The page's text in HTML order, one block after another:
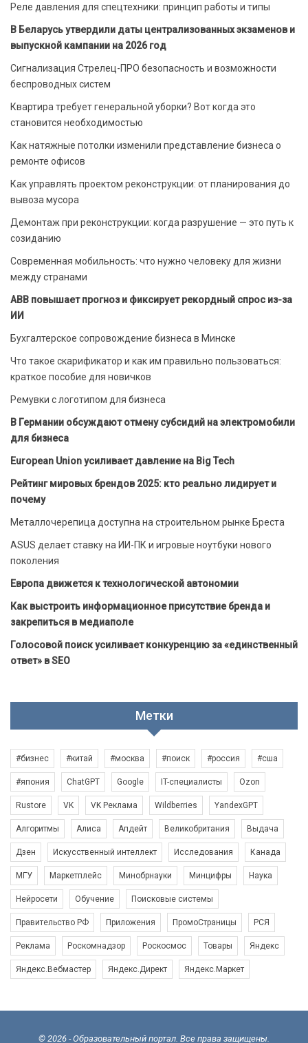
Реле давления для спецтехники: принцип работы и типы
В Беларусь утвердили даты централизованных экзаменов и
выпускной кампании на 2026 год
Сигнализация Стрелец-ПРО безопасность и возможности
беспроводных систем
Квартира требует генеральной уборки? Вот когда это
становится необходимостью
Как натяжные потолки изменили представление бизнеса о
ремонте офисов
Как управлять проектом реконструкции: от планирования до
вывоза мусора
Демонтаж при реконструкции: когда разрушение — это путь к
созиданию
Современная мобильность: что нужно человеку для жизни
между странами
ABB повышает прогноз и фиксирует рекордный спрос из-за
ИИ
Бухгалтерское сопровождение бизнеса в Минске
Что такое скарификатор и как им правильно пользоваться:
краткое пособие для новичков
Ремувки с логотипом для бизнеса
В Германии обсуждают отмену субсидий на электромобили
для бизнеса
European Union усиливает давление на Big Tech
Рейтинг мировых брендов 2025: кто реально лидирует и
почему
Металлочерепица доступна на строительном рынке Бреста
ASUS делает ставку на ИИ-ПК и игровые ноутбуки нового
поколения
Европа движется к технологической автономии
Как выстроить информационное присутствие бренда и
закрепиться в медиаполе
Голосовой поиск усиливает конкуренцию за «единственный
ответ» в SEO
Метки
#бизнес #китай #москва #поиск #россия #сша
#япония ChatGPT Google IT-специалисты Ozon
Rustore VK VK Реклама Wildberries YandexGPT
Алгоритмы Алиса Апдейт Великобритания Выдача
Дзен Искусственный интеллект Исследования Канада
МГУ Маркетплейс Минобрнауки Минцифры Наука
Нейросети Обучение Поисковые системы
Правительство РФ Приложения ПромоСтраницы РСЯ
Реклама Роскомнадзор Роскосмос Товары Яндекс
Яндекс.Вебмастер Яндекс.Директ Яндекс.Маркет
© 2026 - Образовательный портал. Все права защищены.